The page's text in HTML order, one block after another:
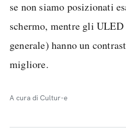
se non siamo posizionati
schermo, mentre gli
generale) hanno un
migliore.
A cura di Cultur-e